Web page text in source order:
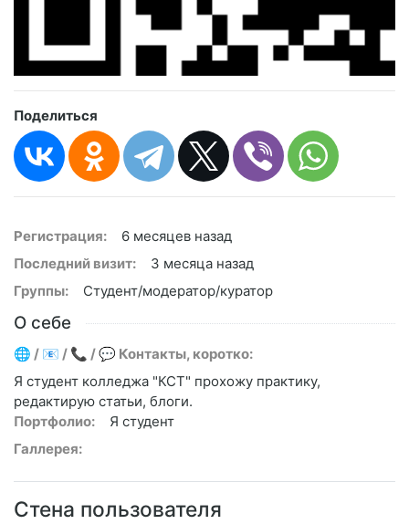
Поделиться
Регистрация:
6 месяцев назад
Последний визит:
3 месяца назад
Группы:
Студент/модератор/куратор
О себе
🌐 / 📧 / 📞 / 💬 Контакты, коротко:
Я студент колледжа "КСТ" прохожу практику,
редактирую статьи, блоги.
Портфолио:
Я студент
Галлерея:
Стена пользователя